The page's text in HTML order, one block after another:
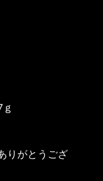
りがとうござ